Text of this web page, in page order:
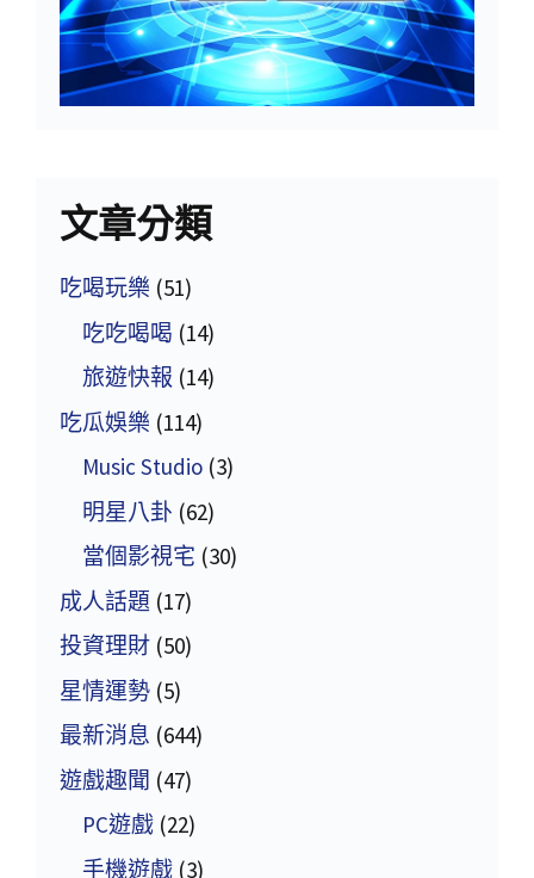
文章分類
吃喝玩樂 (51)
吃吃喝喝 (14)
旅遊快報 (14)
吃瓜娛樂 (114)
Music Studio (3)
明星八卦 (62)
當個影視宅 (30)
成人話題 (17)
投資理財 (50)
星情運勢 (5)
最新消息 (644)
遊戲趣聞 (47)
PC遊戲 (22)
手機遊戲 (3)